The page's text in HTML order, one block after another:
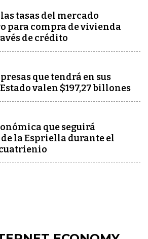
tasas del mercado
para compra de vivienda
de crédito
que tendrá en sus
valen $197,27 billones
que seguirá
la Espriella durante el